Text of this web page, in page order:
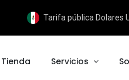
Tarifa pública Dolares
Tienda Servicios